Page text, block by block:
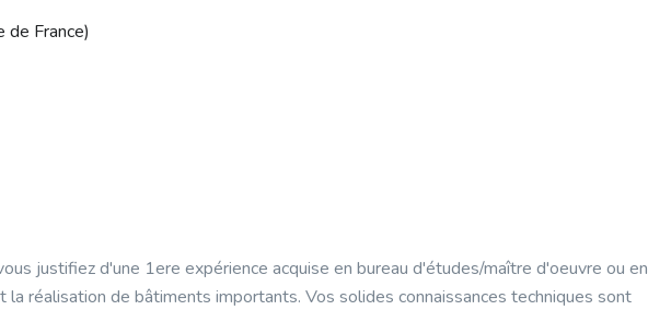
de France)
justifiez d'une 1ere expérience acquise en bureau d'études/maître d'oeuvre ou en
la réalisation de bâtiments importants. Vos solides connaissances techniques sont